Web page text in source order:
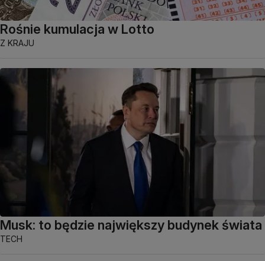
Rośnie kumulacja w Lotto
Z KRAJU
Musk: to będzie największy budynek świata
TECH